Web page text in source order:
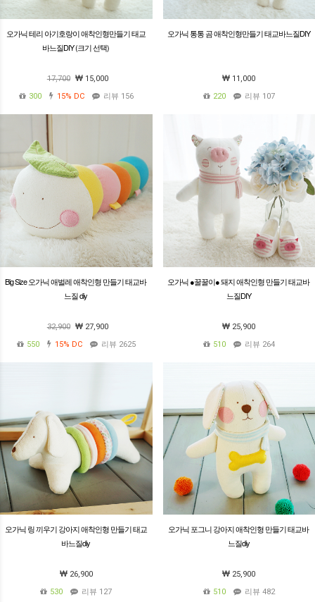
오가닉 테리 아기호랑이 애착인형만들기 태교
바느질DIY (크기 선택)
17,700
15,000
300
15% DC 리뷰 156
오가닉 통통 곰 애착인형만들기 태교바느질DIY
11,000
220
리뷰 107
Big Size 오가닉 애벌레 애착인형 만들기 태교바
느질 diy
32,900
27,900
550
15% DC 리뷰 2625
오가닉 ●꿀꿀이● 돼지 애착인형 만들기 태교바
느질DIY
25,900
510
리뷰 264
오가닉 링 끼우기 강아지 애착인형 만들기 태교
바느질diy
26,900
530
리뷰 127
오가닉 포그니 강아지 애착인형 만들기 태교바
느질diy
25,900
510
리뷰 482